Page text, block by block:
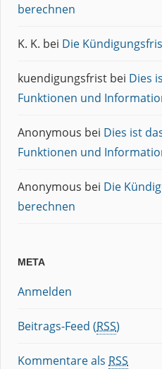
berechnen
K. K. bei Die
kuendigungsfrist bei Dies
Funktionen und
Anonymous bei Dies ist
Funktionen und
Anonymous bei Die
berechnen
META
Anmelden
Beitrags-Feed (RSS)
Kommentare als RSS